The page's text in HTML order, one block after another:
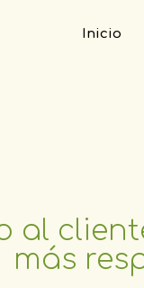
Inicio
al
más